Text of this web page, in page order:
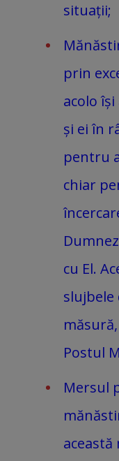
situații;
prin
acolo
și ei în
pentru
chiar
cu El.
slujbele
Postul
Mersul